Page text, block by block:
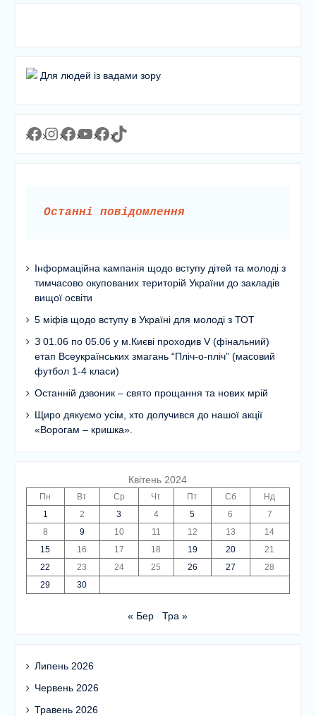
Для людей із вадами зору
Facebook
Instagram
Facebook
YouTube
Facebook
https://www.tiktok.com/@lyceum1man?_t=8YJMx0RJgIf&_r=1
Останні повідомлення
Інформаційна кампанія щодо вступу дітей та молоді з
тимчасово окупованих територій України до закладів
вищої освіти
5 міфів щодо вступу в Україні для молоді з ТОТ
З 01.06 по 05.06 у м.Києві проходив V (фінальний)
етап Всеукраїнських змагань “Пліч-о-пліч” (масовий
футбол 1-4 класи)
Останній дзвоник – свято прощання та нових мрій
Щиро дякуємо усім, хто долучився до нашої акції
«Ворогам – кришка».
Квітень 2024
Пн Вт Ср Чт Пт Сб
Нд
1
2 3 4 5 6
7
8
9 10 11 12 13
14
15
16 17 18 19 20
21
22
23 24 25 26 27
28
29
30
« Бер Тра »
Липень 2026
Червень 2026
Травень 2026